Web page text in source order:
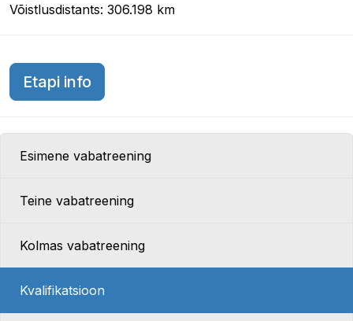
Võistlusdistants: 306.198 km
Etapi infoPrantsusmaa GP 2019
Esimene vabatreening
Teine vabatreening
Kolmas vabatreening
Kvalifikatsioon